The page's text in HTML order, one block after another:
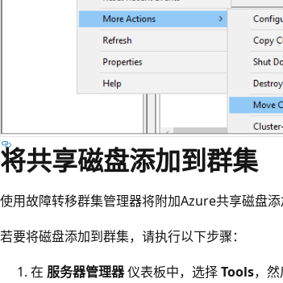
将共享磁盘添加到群集
使用故障转移群集管理器将附加Azure共享磁盘添
若要将磁盘添加到群集，请执行以下步骤：
在 服务器管理器仪表板中，选择Tools，